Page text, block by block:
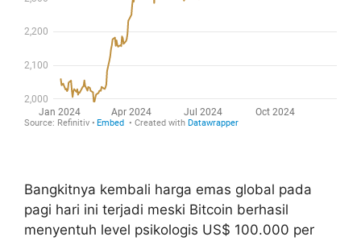
Bangkitnya kembali harga emas global pada
pagi hari ini terjadi meski Bitcoin berhasil
menyentuh level psikologis US$ 100.000 per